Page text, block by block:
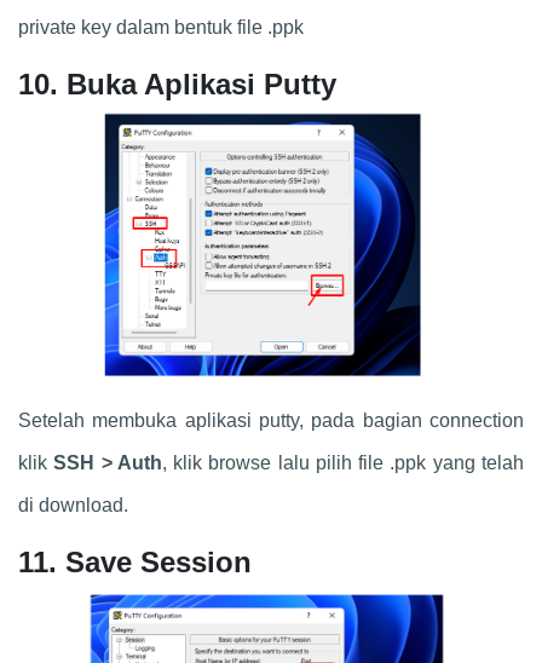
private key dalam bentuk file .ppk
10. Buka Aplikasi Putty
Setelah membuka aplikasi putty, pada bagian connection
klikSSH > Auth, klik browse lalu pilih file .ppk yang telah
di download.
11. Save Session